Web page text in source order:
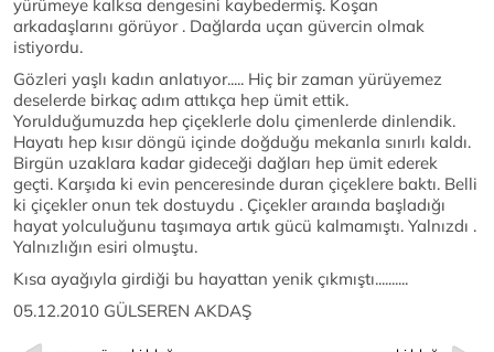
yürümeye kalksa dengesini kaybedermiş. Koşan
arkadaşlarını görüyor . Dağlarda uçan güvercin olmak
istiyordu.
Gözleri yaşlı kadın anlatıyor..... Hiç bir zaman yürüyemez
deselerde birkaç adım attıkça hep ümit ettik.
Yorulduğumuzda hep çiçeklerle dolu çimenlerde dinlendik.
Hayatı hep kısır döngü içinde doğduğu mekanla sınırlı kaldı.
Birgün uzaklara kadar gideceği dağları hep ümit ederek
geçti. Karşıda ki evin penceresinde duran çiçeklere baktı. Belli
ki çiçekler onun tek dostuydu . Çiçekler araında başladığı
hayat yolculuğunu taşımaya artık gücü kalmamıştı. Yalnızdı .
Yalnızlığın esiri olmuştu.
Kısa ayağıyla girdiği bu hayattan yenik çıkmıştı..........
05.12.2010 GÜLSEREN AKDAŞ